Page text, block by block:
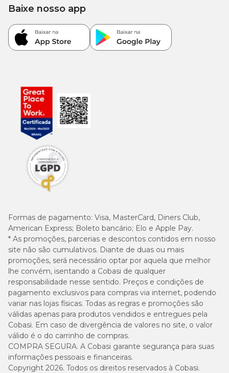
Formas de pagamento: Visa, MasterCard, Diners Club,
American Express; Boleto bancário; Elo e Apple Pay.
* As promoções, parcerias e descontos contidos em nosso
site não são cumulativos. Diante de duas ou mais
promoções, será necessário optar por aquela que melhor
lhe convém, isentando a Cobasi de qualquer
responsabilidade nesse sentido. Preços e condições de
pagamento exclusivos para compras via internet, podendo
variar nas lojas físicas. Todas as regras e promoções são
válidas apenas para produtos vendidos e entregues pela
Cobasi. Em caso de divergência de valores no site, o valor
válido é o do carrinho de compras.
COMPRA SEGURA. A Cobasi garante segurança para suas
informações pessoais e financeiras.
Copyright 2026. Todos os direitos reservados à Cobasi.
Baixe nosso app